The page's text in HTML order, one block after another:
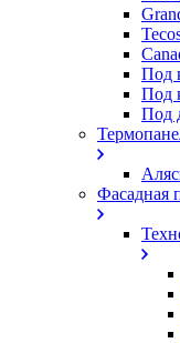
Под
Под
Под
Фасадная